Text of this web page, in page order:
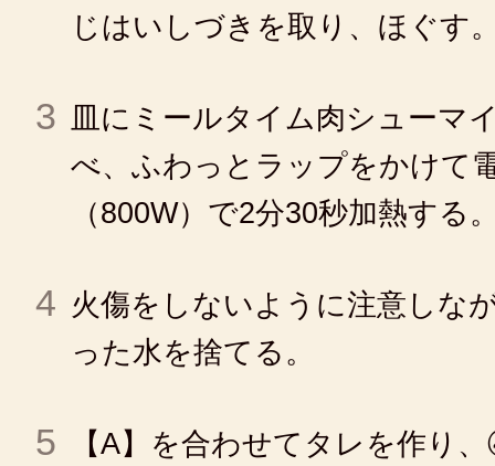
じはいしづきを取り、ほぐす
3 皿にミールタイム肉シュー
べ、ふわっとラップをかけて
（800W）で2分30秒加熱する
4 火傷をしないように注意しな
った水を捨てる。
5 【A】を合わせてタレを作り